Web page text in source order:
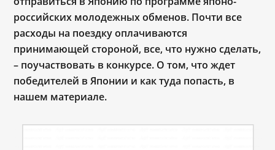
российских молодежных обменов. Почти все
расходы на поездку оплачиваются
принимающей стороной, все, что нужно сделать,
– поучаствовать в конкурсе. О том, что ждет
победителей в Японии и как туда попасть, в
нашем материале.